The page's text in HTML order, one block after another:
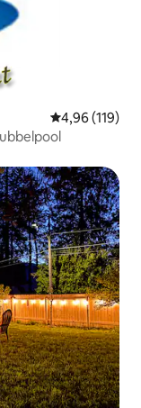
4,96 av 5 i
4,96 (119)